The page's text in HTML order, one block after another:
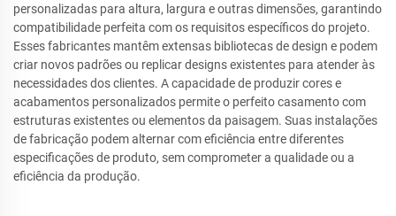
personalizadas para altura, largura e outras dimensões, garantindo
compatibilidade perfeita com os requisitos específicos do projeto.
Esses fabricantes mantêm extensas bibliotecas de design e podem
criar novos padrões ou replicar designs existentes para atender às
necessidades dos clientes. A capacidade de produzir cores e
acabamentos personalizados permite o perfeito casamento com
estruturas existentes ou elementos da paisagem. Suas instalações
de fabricação podem alternar com eficiência entre diferentes
especificações de produto, sem comprometer a qualidade ou a
eficiência da produção.